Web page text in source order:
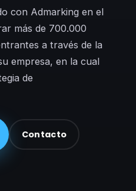
con Admarking en el
más de 700.000
a través de la
empresa, en la cual
de
Contacto